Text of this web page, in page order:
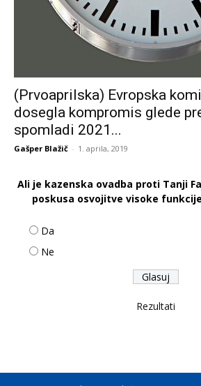
(Prvoaprilska) Evropska
dosegla kompromis glede
spomladi 2021...
Gašper Blažič - 1. aprila, 2019
Ali je kazenska ovadba proti Tanji
poskusa osvojitve visoke funkcije
Da
Ne
Rezultati